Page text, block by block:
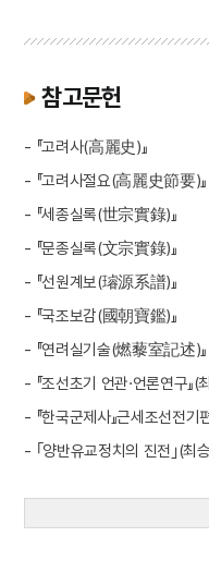
참고문헌
- 『고려사(高麗史)』
- 『고려사절요(高麗史節要)』
- 『세종실록(世宗實錄)』
- 『문종실록(文宗實錄)』
- 『선원계보(璿源系譜)』
- 『국조보감(國朝寶鑑)』
- 『연려실기술(燃藜室記述)』
- 『조선초기 언관·언론연구
- 『한국군제사』근세조선전
- ｢양반유교정치의 진전｣(최